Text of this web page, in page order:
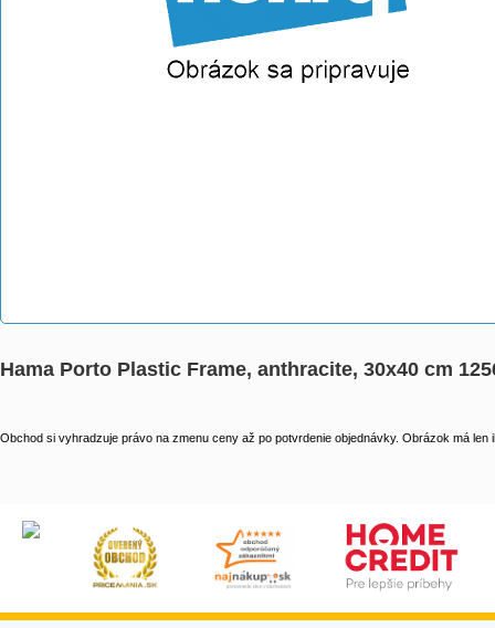
Hama Porto Plastic Frame, anthracite, 30x40 cm
Obchod si vyhradzuje právo na zmenu ceny až po potvrdenie objednávky. Obrázok má len